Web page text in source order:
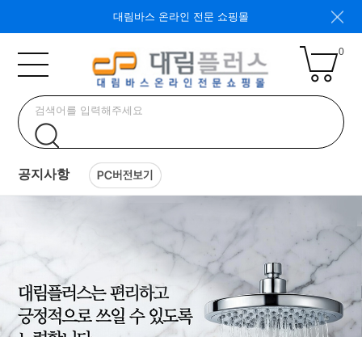
대림바스 온라인 전문 쇼핑몰
0
공지사항